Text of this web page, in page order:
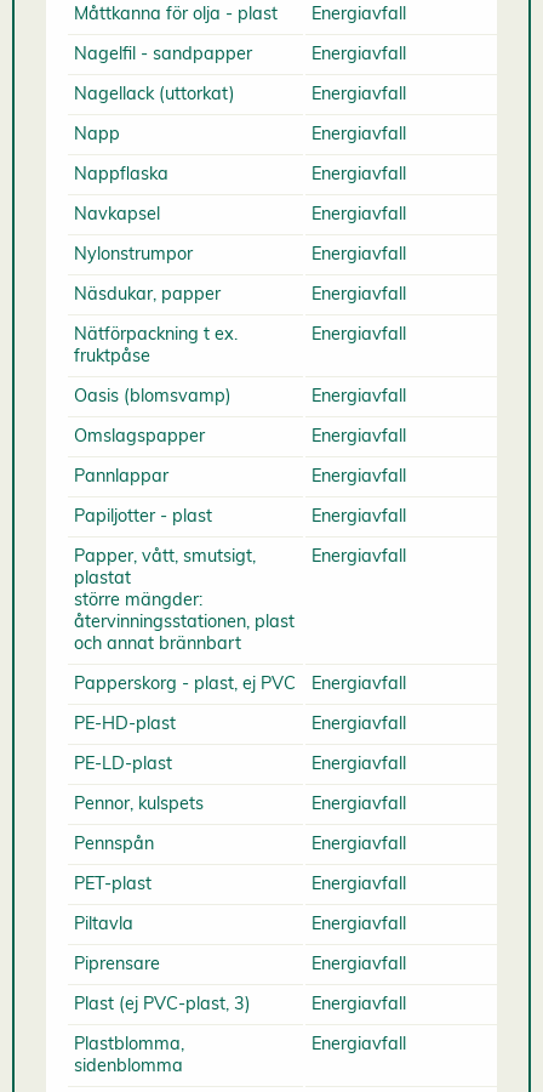
Måttkanna för olja - plast
Energiavfall
Nagelfil - sandpapper
Energiavfall
Nagellack (uttorkat)
Energiavfall
Napp
Energiavfall
Nappflaska
Energiavfall
Navkapsel
Energiavfall
Nylonstrumpor
Energiavfall
Näsdukar, papper
Energiavfall
Nätförpackning t ex.
fruktpåse
Energiavfall
Oasis (blomsvamp)
Energiavfall
Omslagspapper
Energiavfall
Pannlappar
Energiavfall
Papiljotter - plast
Energiavfall
Papper, vått, smutsigt,
plastat
större mängder:
återvinningsstationen, plast
och annat brännbart
Energiavfall
Papperskorg - plast, ej PVC
Energiavfall
PE-HD-plast
Energiavfall
PE-LD-plast
Energiavfall
Pennor, kulspets
Energiavfall
Pennspån
Energiavfall
PET-plast
Energiavfall
Piltavla
Energiavfall
Piprensare
Energiavfall
Plast (ej PVC-plast, 3)
Energiavfall
Plastblomma,
sidenblomma
Energiavfall